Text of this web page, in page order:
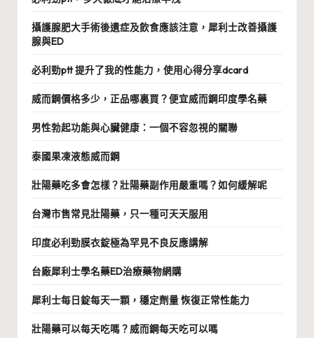
攝護腺肥大手術後遺症及飲食應該注意，犀利士改善攝護
腺與ED
必利勁ptt 提升了我的性能力，使用心得分享dcard
威而鋼價格多少，正品哪裏買？便宜威而鋼印度學名藥
男性勃起功能與心臟健康：一個不容忽視的關聯
泰國果凍液態威而鋼
壯陽藥吃多會怎樣？壯陽藥副作用嚴重嗎？如何緩解呢
台灣市售常見壯陽藥，只一種可天天服用
印度必利勁膜衣錠極為罕見不良反應講解
台廠犀利士學名藥ED治療藥物網購
犀利士每日錠每天一顆，穩定劑量 恢復正常性能力
壯陽藥可以每天吃嗎？威而鋼每天吃可以嗎